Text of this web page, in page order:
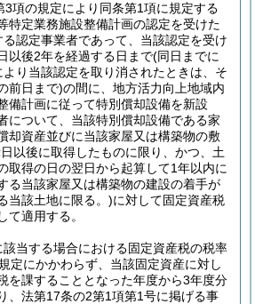
3項の規定により同条第1項に規定する
特定業務施設整備計画の認定を受けた
認定事業者であって、当該認定を受け
以後2年を経過する日まで(同日までに
り当該認定を取り消されたときは、そ
前日まで)の間に、地方活力向上地域内
備計画に従って特別償却設備を新設
について、当該特別償却設備である家
却資産並びに当該家屋又は構築物の敷
以後に取得したものに限り、かつ、土
取得の日の翌日から起算して1年以内に
る当該家屋又は構築物の建設の着手が
当該土地に限る。)に対して固定資産税
て適用する。
該当する場合における固定資産税の税率
定にかかわらず、当該固定資産に対し
を課することとなった年度から3年度分
、法第17条の2第1項第1号に掲げる事